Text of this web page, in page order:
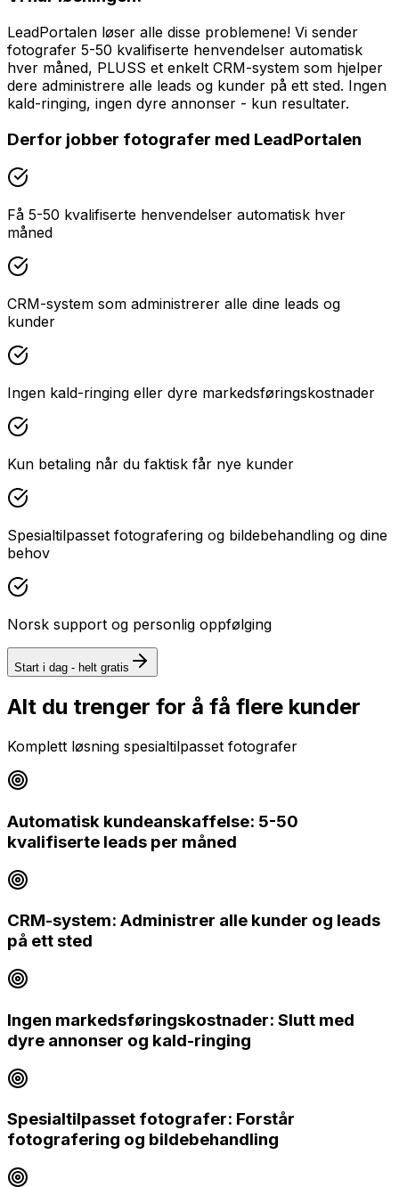
LeadPortalen løser alle disse problemene! Vi sender
fotografer 5-50 kvalifiserte henvendelser automatisk
hver måned, PLUSS et enkelt CRM-system som hjelper
dere administrere alle leads og kunder på ett sted. Ingen
kald-ringing, ingen dyre annonser - kun resultater.
Derfor jobber fotografer med LeadPortalen
Få 5-50 kvalifiserte henvendelser automatisk hver
måned
CRM-system som administrerer alle dine leads og
kunder
Ingen kald-ringing eller dyre markedsføringskostnader
Kun betaling når du faktisk får nye kunder
Spesialtilpasset fotografering og bildebehandling og dine
behov
Norsk support og personlig oppfølging
Start i dag - helt gratis
Alt du trenger for å få flere kunder
Komplett løsning spesialtilpasset fotografer
Automatisk kundeanskaffelse: 5-50
kvalifiserte leads per måned
CRM-system: Administrer alle kunder og leads
på ett sted
Ingen markedsføringskostnader: Slutt med
dyre annonser og kald-ringing
Spesialtilpasset fotografer: Forstår
fotografering og bildebehandling